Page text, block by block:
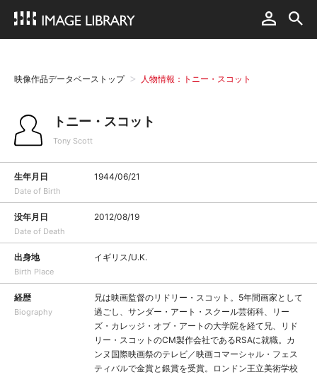
映像作品データベーストップ 人物情報：トニー・スコット
トニー・スコット
Tony Scott
生年月日
Date of Birth
1944/06/21
没年月日
Date of Death
2012/08/19
出身地
Birth Place
イギリス/U.K.
経歴
Biography
兄は映画監督のリドリー・スコット。5年間画家として
過ごし、サンダー・アート・スクール芸術科、リー
ズ・カレッジ・オブ・アートの大学院を経て兄、リド
リー・スコットのCM製作会社であるRSAに就職。カ
ンヌ国際映画祭のテレビ／映画コマーシャル・フェス
ティバルで金賞と銀賞を受賞。ロンドン王立美術学校